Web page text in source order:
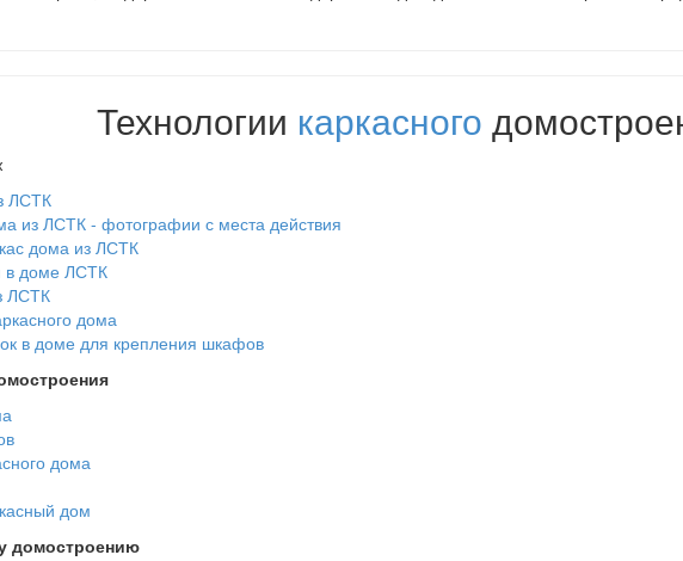
Технологии каркасного
ЛСТК
из ЛСТК - фотографии с места действия
дома из ЛСТК
в доме ЛСТК
ЛСТК
дома
в доме для крепления шкафов
дома
дом
домостроению